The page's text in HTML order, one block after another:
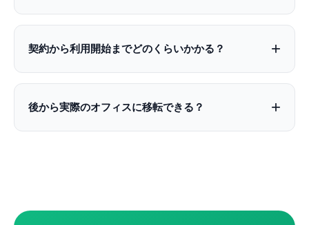
契約から利用開始までどのくらいかかる？ +
後から実際のオフィスに移転できる？ +